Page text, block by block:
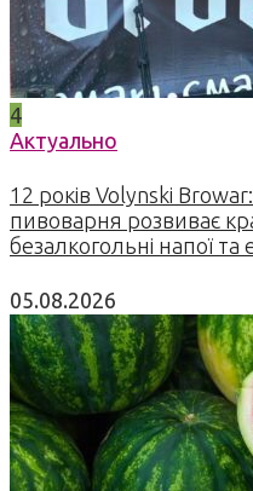
4
Актуально
12 років Volynski
пивоварня розвиває
безалкогольні напої та
05.08.2026